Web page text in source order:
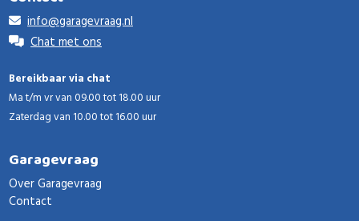
info@garagevraag.nl
Chat met ons
Bereikbaar via chat
Ma t/m vr van 09.00 tot 18.00 uur
Zaterdag van 10.00 tot 16.00 uur
Garagevraag
Over Garagevraag
Contact